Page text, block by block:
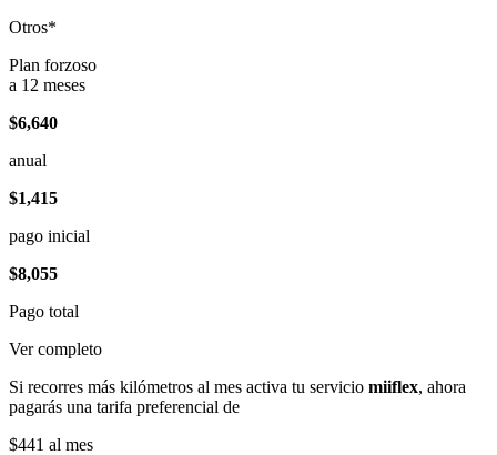
Otros*
Plan forzoso
a 12 meses
$6,640
anual
$1,415
pago inicial
$8,055
Pago total
Ver completo
Si recorres más kilómetros al mes activa tu servicio miiflex, ahora
pagarás una tarifa preferencial de
$441 al mes